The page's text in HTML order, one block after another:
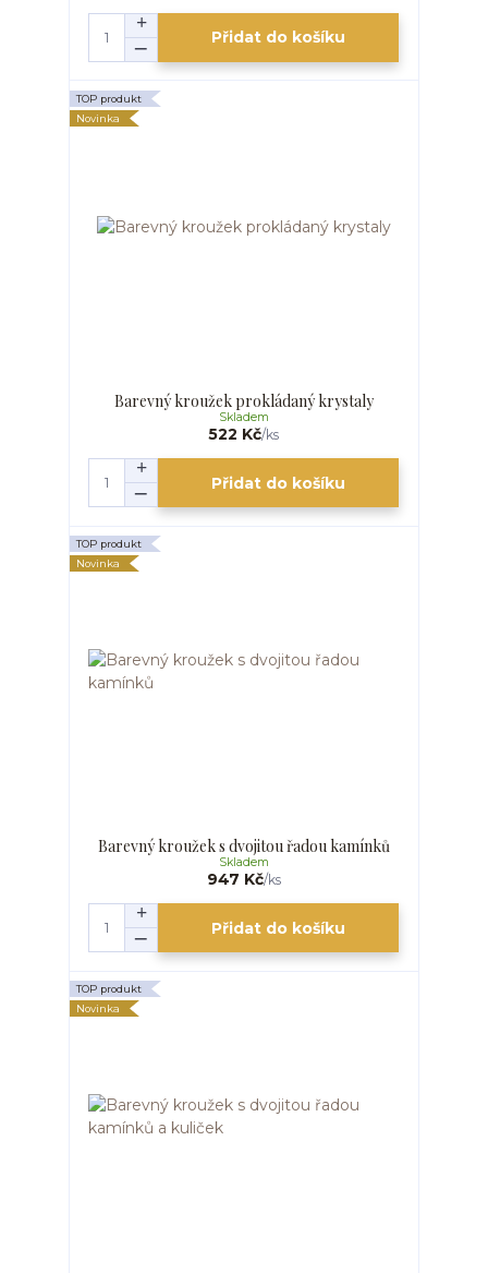
Přidat do košíku
TOP produkt
Novinka
Barevný kroužek prokládaný krystaly
522 Kč/ks
Skladem
Přidat do košíku
TOP produkt
Novinka
Barevný kroužek s dvojitou řadou kamínků
947 Kč/ks
Skladem
Přidat do košíku
TOP produkt
Novinka